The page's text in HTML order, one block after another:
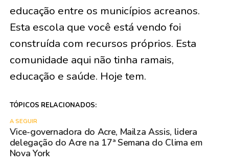
educação entre os municípios acreanos.
Esta escola que você está vendo foi
construída com recursos próprios. Esta
comunidade aqui não tinha ramais,
educação e saúde. Hoje tem.
TÓPICOS RELACIONADOS:
A SEGUIR
Vice-governadora do Acre, Mailza Assis, lidera
delegação do Acre na 17ª Semana do Clima em
Nova York